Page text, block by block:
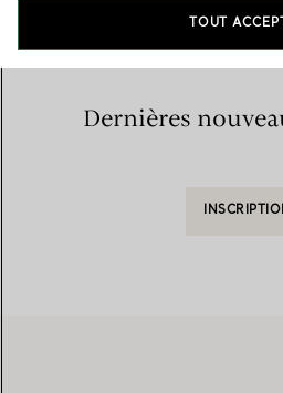
Dernières
TOUT